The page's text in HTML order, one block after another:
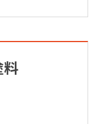
料